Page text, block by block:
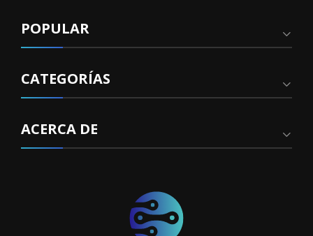
POPULAR
CATEGORÍAS
ACERCA DE